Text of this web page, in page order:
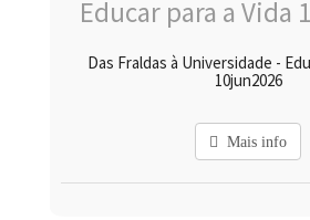
Das Fraldas à Universidade -
10jun2026
Mais info